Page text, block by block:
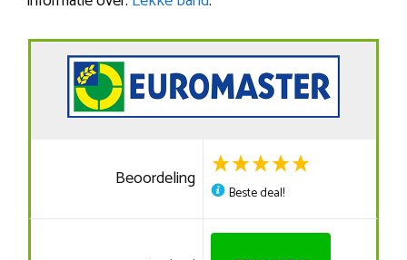
Beoordeling
Beste deal!